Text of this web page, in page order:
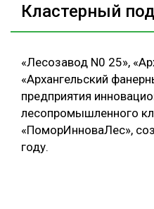
Кластерный
«Лесозавод N0 25»,
«Архангельский
предприятия
лесопромышленного
«ПоморИнноваЛес»,
году.